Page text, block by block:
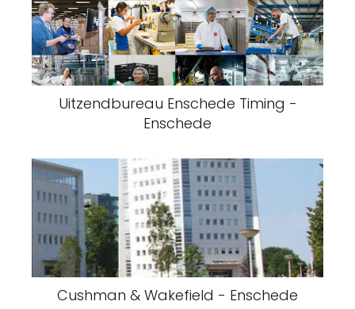
Uitzendbureau Enschede Timing -
Enschede
Cushman & Wakefield - Enschede